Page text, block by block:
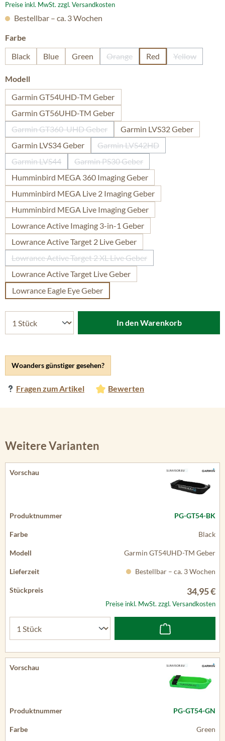
Preise inkl. MwSt. zzgl. Versandkosten
Woanders günstiger gesehen?
Fragen zum Artikel Bewerten
Bestellbar – ca. 3 Wochen
Farbe
Black
Blue Green Orange
(Diese Option ist zurzeit nicht
Red Yellow
(Diese
Modellauswählen
Garmin GT54UHD-TM Geber
Garmin GT56UHD-TM Geber
Garmin GT360-UHD Geber
(Diese Option ist zurzeit nicht verfügbar.)
Garmin LVS32 Geber
Garmin LVS34 Geber
Garmin LVS42HD
(Diese Option ist zurzeit nicht
Garmin LVS44
(Diese Option ist zurzeit nicht verfügbar.)
Garmin PS30 Geber
(Diese Option ist zurzeit nicht
Humminbird MEGA 360 Imaging Geber
Humminbird MEGA Live 2 Imaging Geber
Humminbird MEGA Live Imaging Geber
Lowrance Active Imaging 3-in-1 Geber
Lowrance Active Target 2 Live Geber
Lowrance Active Target 2 XL Live Geber
(Diese Option ist zurzeit nicht verfügbar.)
Lowrance Active Target Live Geber
Lowrance Eagle Eye Geber
In den Warenkorb
Weitere Varianten
PG-GT54-BK
Black
Garmin GT54UHD-TM Geber
Bestellbar – ca. 3 Wochen
34,95 €
Preise inkl. MwSt. zzgl. Versandkosten
PG-GT54-GN
Green